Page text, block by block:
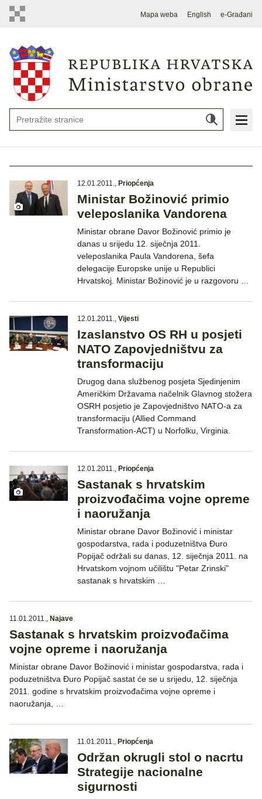
Mapa weba English e-Građani
12.01.2011., Priopćenja
Ministar Božinović primio
veleposlanika Vandorena
Ministar obrane Davor Božinović primio je
danas u srijedu 12. siječnja 2011.
veleposlanika Paula Vandorena, šefa
delegacije Europske unije u Republici
Hrvatskoj. Ministar Božinović je u razgovoru …
12.01.2011., Vijesti
Izaslanstvo OS RH u posjeti
NATO Zapovjedništvu za
transformaciju
Drugog dana službenog posjeta Sjedinjenim
Američkim Državama načelnik Glavnog stožera
OSRH posjetio je Zapovjedništvo NATO-a za
transformaciju (Allied Command
Transformation-ACT) u Norfolku, Virginia.
12.01.2011., Priopćenja
Sastanak s hrvatskim
proizvođačima vojne opreme
i naoružanja
Ministar obrane Davor Božinović i ministar
gospodarstva, rada i poduzetništva Đuro
Popijač održali su danas, 12. siječnja 2011. na
Hrvatskom vojnom učilištu "Petar Zrinski"
sastanak s hrvatskim …
11.01.2011., Najave
Sastanak s hrvatskim proizvođačima
vojne opreme i naoružanja
Ministar obrane Davor Božinović i ministar gospodarstva, rada i
poduzetništva Đuro Popijač sastat će se u srijedu, 12. siječnja
2011. godine s hrvatskim proizvođačima vojne opreme i
naoružanja, …
11.01.2011., Priopćenja
Održan okrugli stol o nacrtu
Strategije nacionalne
sigurnosti